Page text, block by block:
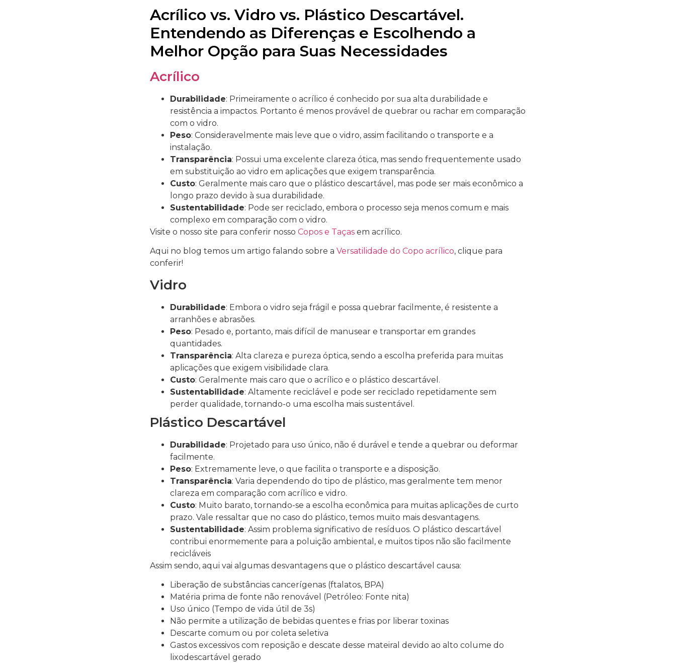
Acrílico vs. Vidro vs. Plástico Descartável.
Entendendo as Diferenças e Escolhendo a
Melhor Opção para Suas Necessidades
Acrílico
Durabilidade: Primeiramente o acrílico é conhecido por sua alta durabilidade e
resistência a impactos. Portanto é menos provável de quebrar ou rachar em comparação
com o vidro.
Peso: Consideravelmente mais leve que o vidro, assim facilitando o transporte e a
instalação.
Transparência: Possui uma excelente clareza ótica, mas sendo frequentemente usado
em substituição ao vidro em aplicações que exigem transparência.
Custo: Geralmente mais caro que o plástico descartável, mas pode ser mais econômico a
longo prazo devido à sua durabilidade.
Sustentabilidade: Pode ser reciclado, embora o processo seja menos comum e mais
complexo em comparação com o vidro.
Visite o nosso site para conferir nosso Copos e Taças em acrílico.
Aqui no blog temos um artigo falando sobre a Versatilidade do Copo acrílico, clique para
conferir!
Vidro
Durabilidade: Embora o vidro seja frágil e possa quebrar facilmente, é resistente a
arranhões e abrasões.
Peso: Pesado e, portanto, mais difícil de manusear e transportar em grandes
quantidades.
Transparência: Alta clareza e pureza óptica, sendo a escolha preferida para muitas
aplicações que exigem visibilidade clara.
Custo: Geralmente mais caro que o acrílico e o plástico descartável.
Sustentabilidade: Altamente reciclável e pode ser reciclado repetidamente sem
perder qualidade, tornando-o uma escolha mais sustentável.
Plástico Descartável
Durabilidade: Projetado para uso único, não é durável e tende a quebrar ou deformar
facilmente.
Peso: Extremamente leve, o que facilita o transporte e a disposição.
Transparência: Varia dependendo do tipo de plástico, mas geralmente tem menor
clareza em comparação com acrílico e vidro.
Custo: Muito barato, tornando-se a escolha econômica para muitas aplicações de curto
prazo. Vale ressaltar que no caso do plástico, temos muito mais desvantagens.
Sustentabilidade: Assim problema significativo de resíduos. O plástico descartável
contribui enormemente para a poluição ambiental, e muitos tipos não são facilmente
recicláveis
Assim sendo, aqui vai algumas desvantagens que o plástico descartável causa:
Liberação de substâncias cancerígenas (ftalatos, BPA)
Matéria prima de fonte não renovável (Petróleo: Fonte nita)
Uso único (Tempo de vida útil de 3s)
Não permite a utilização de bebidas quentes e frias por liberar toxinas
Descarte comum ou por coleta seletiva
Gastos excessivos com reposição e descate desse mateiral devido ao alto colume do
lixodescartável gerado